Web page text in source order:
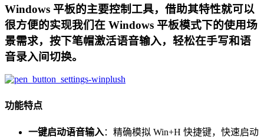
Windows 平板的主要控制工具，借助其特性就可以
很方便的实现我们在 Windows 平板模式下的使用场
景需求，按下笔帽激活语音输入，轻松在手写和语
音录入间切换。
功能特点
一键启动语音输入：精确模拟 Win+H 快捷键，快速启动